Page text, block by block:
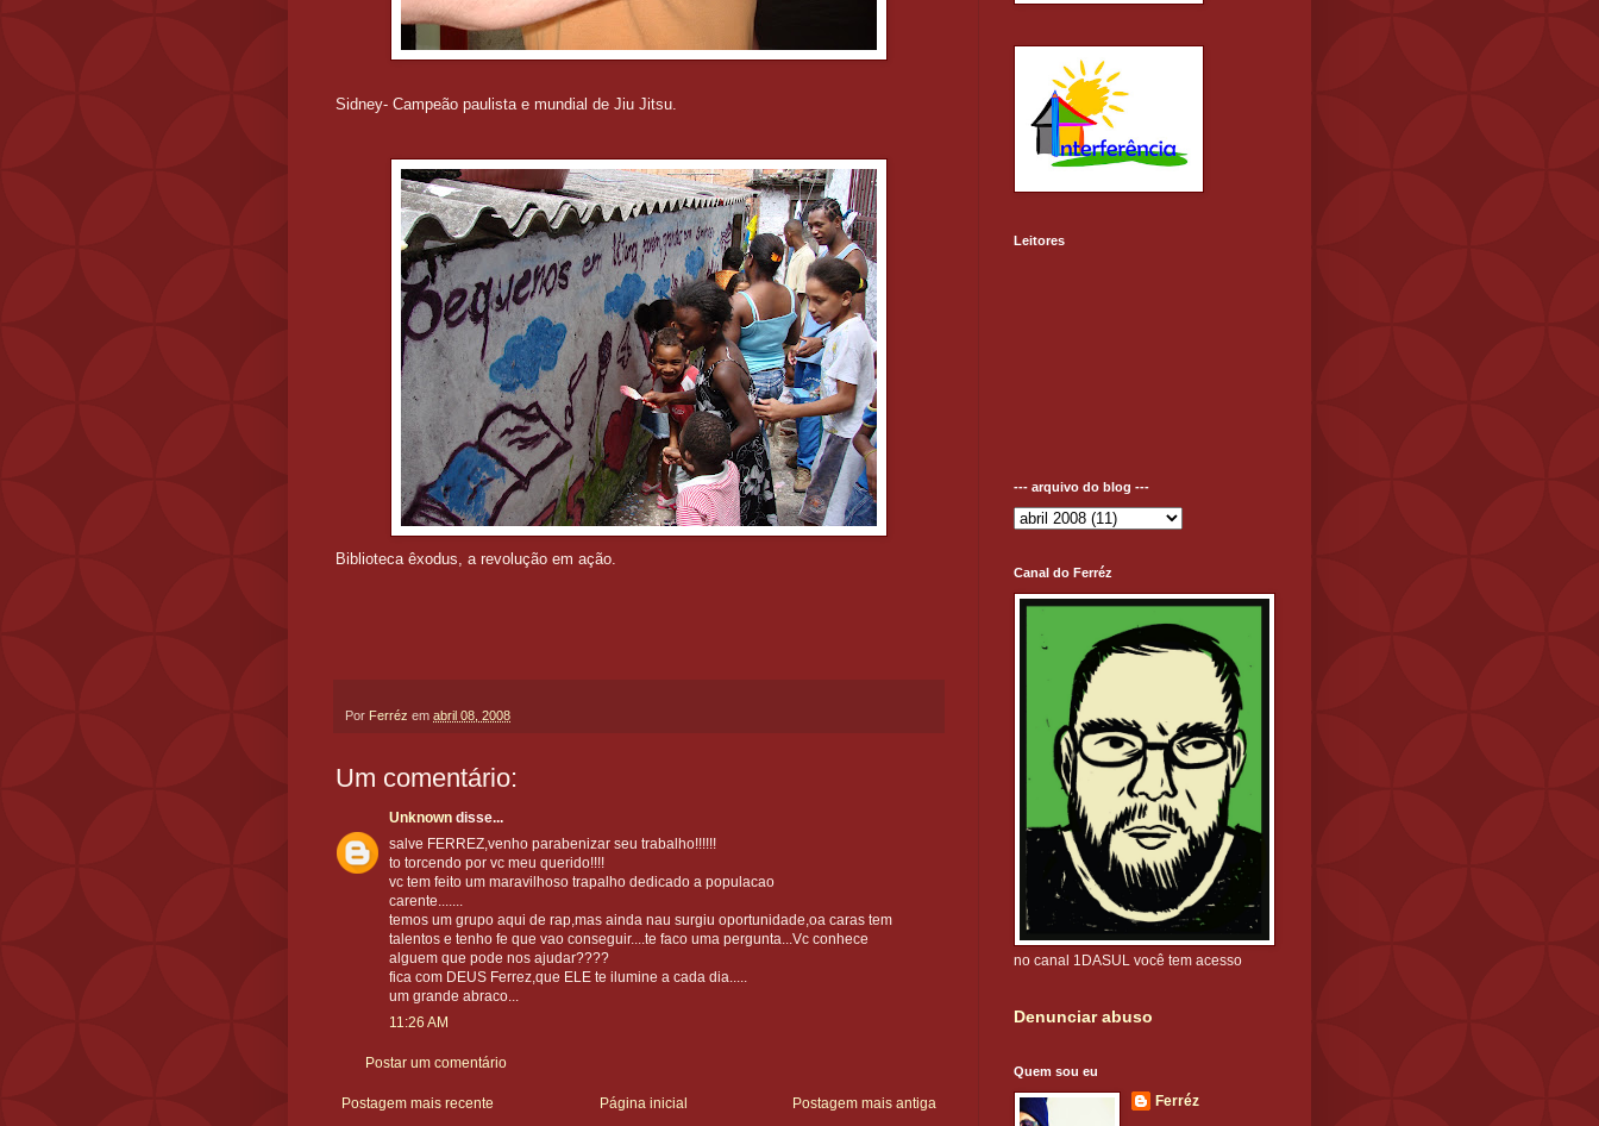
Sidney- Campeão paulista e mundial de Jiu Jitsu.
Biblioteca êxodus, a revolução em ação.
Por Ferréz em abril 08, 2008
Um comentário:
Unknown disse...
salve FERREZ,venho parabenizar seu trabalho!!!!!!
to torcendo por vc meu querido!!!!
vc tem feito um maravilhoso trapalho dedicado a populacao
carente.......
temos um grupo aqui de rap,mas ainda nau surgiu oportunidade,oa caras tem
talentos e tenho fe que vao conseguir....te faco uma pergunta...Vc conhece
alguem que pode nos ajudar????
fica com DEUS Ferrez,que ELE te ilumine a cada dia.....
um grande abraco...
11:26 AM
Postar um comentário
Postagem mais recente Postagem mais antiga
Página inicial
Leitores
--- arquivo do blog ---
Canal do Ferréz
no canal 1DASUL você tem acesso
Denunciar abuso
Quem sou eu
Ferréz